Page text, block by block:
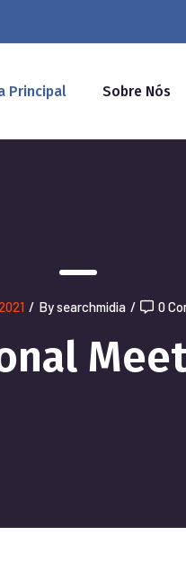
Principal Sobre Nós
/ By searchmidia / 0